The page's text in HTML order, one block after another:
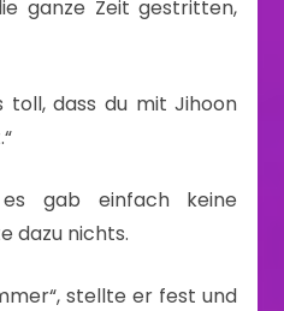
ganze Zeit gestritten,
toll, dass du mit Jihoon
es gab einfach keine
dazu nichts.
stellte er fest und